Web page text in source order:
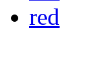
red